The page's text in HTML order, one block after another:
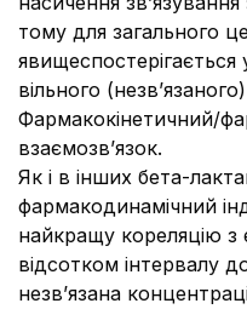
тому для загального
явищеспостерігається
вільного (незв’язаного)
Фармакокінетичний/
взаємозв’язок.
Як і в інших бета-
фармакодинамічний
найкращу кореляцію з
відсотком інтервалу
незв’язана